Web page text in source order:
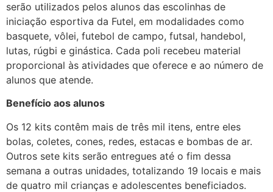
serão utilizados pelos alunos das escolinhas de
iniciação esportiva da Futel, em modalidades como
basquete, vôlei, futebol de campo, futsal, handebol,
lutas, rúgbi e ginástica. Cada poli recebeu material
proporcional às atividades que oferece e ao número de
alunos que atende.
Benefício aos alunos
Os 12 kits contêm mais de três mil itens, entre eles
bolas, coletes, cones, redes, estacas e bombas de ar.
Outros sete kits serão entregues até o fim dessa
semana a outras unidades, totalizando 19 locais e mais
de quatro mil crianças e adolescentes beneficiados.